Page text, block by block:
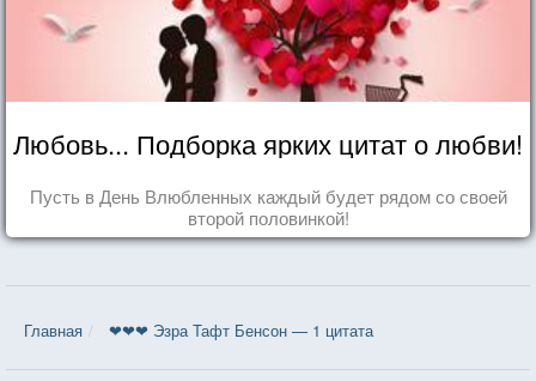
Любовь... Подборка ярких цитат о любви!
Пусть в День Влюбленных каждый будет рядом со своей
второй половинкой!
Главная ❤❤❤ Эзра Тафт Бенсон — 1 цитата